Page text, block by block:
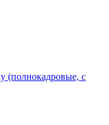
(полнокадровые, с